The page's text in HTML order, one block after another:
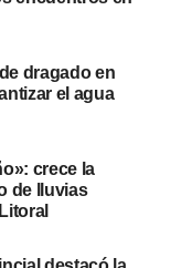
dragado en
el agua
crece la
de lluvias